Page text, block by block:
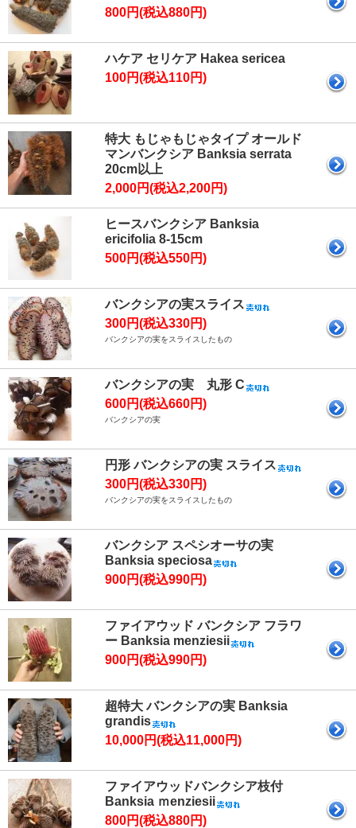
800円(税込880円)
ハケア セリケア Hakea sericea
100円(税込110円)
特大 もじゃもじゃタイプ オールド
マンバンクシア Banksia serrata
20cm以上
2,000円(税込2,200円)
ヒースバンクシア Banksia
ericifolia 8-15cm
500円(税込550円)
バンクシアの実スライス
300円(税込330円)
バンクシアの実をスライスしたもの
バンクシアの実 丸形 C
600円(税込660円)
バンクシアの実
円形 バンクシアの実 スライス
300円(税込330円)
バンクシアの実をスライスしたもの
バンクシア スペシオーサの実
Banksia speciosa
900円(税込990円)
ファイアウッド バンクシア フラワ
ー Banksia menziesii
900円(税込990円)
超特大 バンクシアの実 Banksia
grandis
10,000円(税込11,000円)
ファイアウッドバンクシア枝付
Banksia ｍenziesii
800円(税込880円)